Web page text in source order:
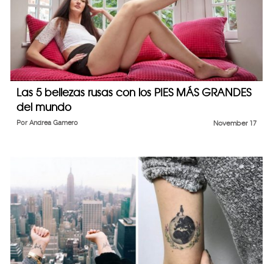
Las 5 bellezas rusas con los PIES MÁS GRANDES
del mundo
November 17
Por Andrea Gamero